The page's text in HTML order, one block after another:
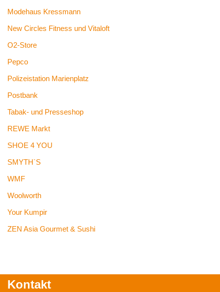
Modehaus Kressmann
New Circles Fitness und Vitaloft
O2-Store
Pepco
Polizeistation Marienplatz
Postbank
Tabak- und Presseshop
REWE Markt
SHOE 4 YOU
SMYTH`S
WMF
Woolworth
Your Kumpir
ZEN Asia Gourmet & Sushi
Kontakt